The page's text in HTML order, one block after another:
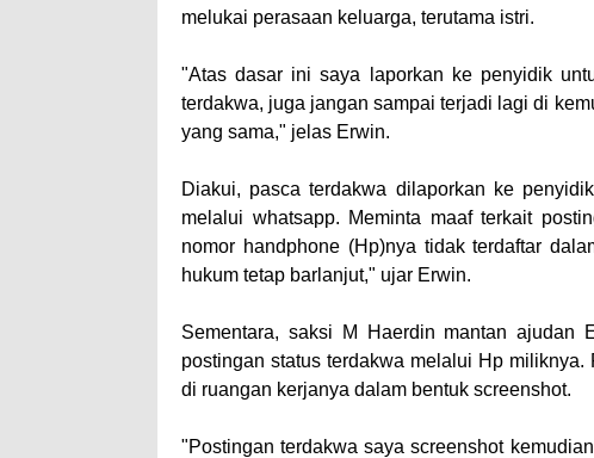
melukai perasaan keluarga, terutama istri.
"Atas dasar ini saya laporkan ke penyidik
terdakwa, juga jangan sampai terjadi lagi di
yang sama," jelas Erwin.
Diakui, pasca terdakwa dilaporkan ke
melalui whatsapp. Meminta maaf terkait
nomor handphone (Hp)nya tidak terdaftar
hukum tetap barlanjut," ujar Erwin.
Sementara, saksi M Haerdin mantan ajudan
postingan status terdakwa melalui Hp
di ruangan kerjanya dalam bentuk screenshot.
"Postingan terdakwa saya screenshot